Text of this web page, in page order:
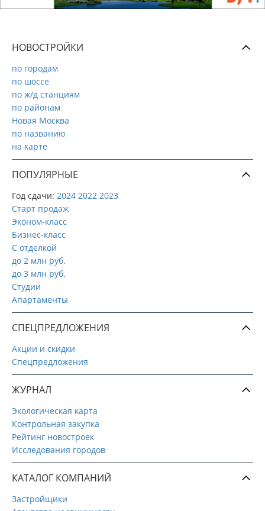
НОВОСТРОЙКИ
по городам
по шоссе
по ж/д станциям
по районам
Новая Москва
по названию
на карте
ПОПУЛЯРНЫЕ
Год сдачи: 2024 2022 2023
Старт продаж
Эконом-класс
Бизнес-класс
С отделкой
до 2 млн руб.
до 3 млн руб.
Студии
Апартаменты
СПЕЦПРЕДЛОЖЕНИЯ
Акции и скидки
Спецпредложения
ЖУРНАЛ
Экологическая карта
Контрольная закупка
Рейтинг новостроек
Исследования городов
КАТАЛОГ КОМПАНИЙ
Застройщики